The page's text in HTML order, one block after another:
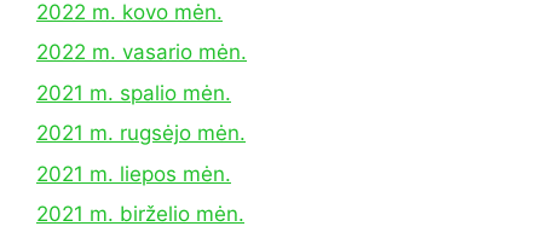
2022 m. kovo mėn.
2022 m. vasario mėn.
2021 m. spalio mėn.
2021 m. rugsėjo mėn.
2021 m. liepos mėn.
2021 m. birželio mėn.